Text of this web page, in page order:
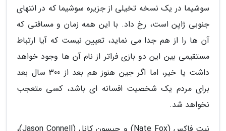
سوشیما در یک نسخه تخیلی از جزیره سوشیما که در انتهای
جنوبی ژاپن است، رخ داد. با این همه زمان و مسافتی که
آن ها را از هم جدا می نماید، تعیین نیست که آیا ارتباط
مستقیمی بین این دو بازی فراتر از نام آن ها وجود خواهد
داشت یا خیر، اما اگر جین هنوز هم بعد از 300 سال بعد
برای مردم یک شخصیت افسانه ای باشد، کسی متعجب
نخواهد شد.